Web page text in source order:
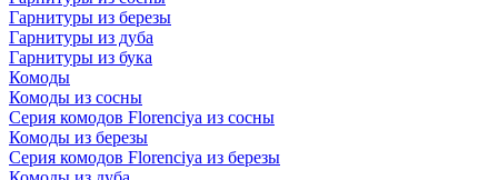
Гарнитуры из березы
Гарнитуры из дуба
Гарнитуры из бука
Комоды
Комоды из сосны
Серия комодов Florenciya из сосны
Комоды из березы
Серия комодов Florenciya из березы